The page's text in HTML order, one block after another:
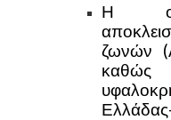
Η
ζωνών
καθώς